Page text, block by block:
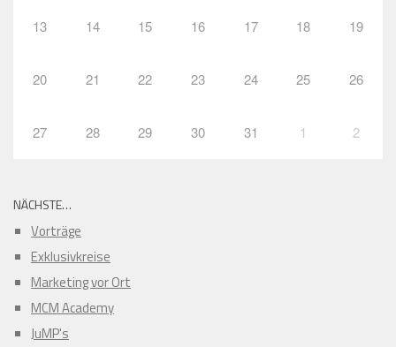
13 14 15 16 17 18 19
20 21 22 23 24 25 26
27 28 29 30 31 1 2
NÄCHSTE…
Vorträge
Exklusivkreise
Marketing vor Ort
MCM Academy
JuMP's